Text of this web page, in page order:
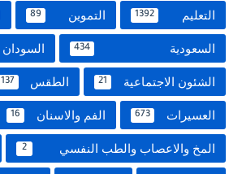
التعليم 1392 التموين 89
السعودية 434 السودان
الشئون الاجتماعية 21 الطقس 137
العسيرات 673 الفم والاسنان 16
المخ والاعصاب والطب النفسي 2